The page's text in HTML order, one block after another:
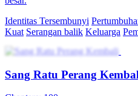
Kebangkitan Pangeran
Chu Mu tak sengaja terlempar ke